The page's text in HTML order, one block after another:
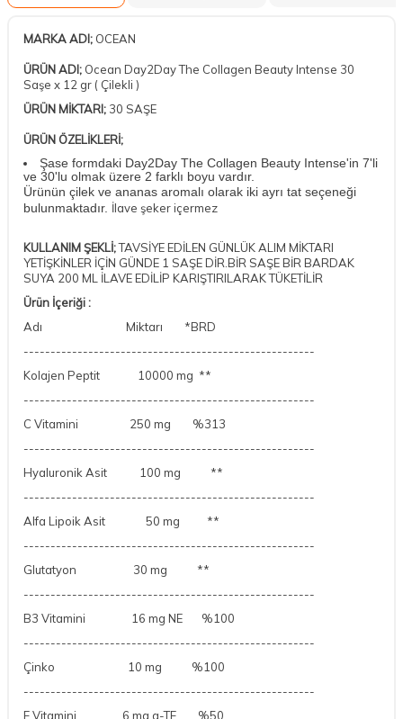
MARKA ADI; OCEAN
ÜRÜN ADI; Ocean Day2Day The Collagen Beauty Intense 30
Saşe x 12 gr ( Çilekli )
ÜRÜN MİKTARI; 30 SAŞE
ÜRÜN ÖZELİKLERİ;
Şase formdaki Day2Day The Collagen Beauty Intense'in 7'li
ve 30'lu olmak üzere 2 farklı boyu vardır.
Ürünün çilek ve ananas aromalı olarak iki ayrı tat seçeneği
bulunmaktadır. İlave şeker içermez
KULLANIM ŞEKLİ;TAVSİYE EDİLEN GÜNLÜK ALIM MİKTARI
YETİŞKİNLER İÇİN GÜNDE 1 SAŞE DİR.BİR SAŞE BİR BARDAK
SUYA 200 ML İLAVE EDİLİP KARIŞTIRILARAK TÜKETİLİR
Ürün İçeriği :
Adı Miktarı
*BRD
------------------------------------------------------
Kolajen Peptit
10000 mg **
------------------------------------------------------
C Vitamini
250 mg
%313
------------------------------------------------------
Hyaluronik Asit
100 mg
**
------------------------------------------------------
Alfa Lipoik Asit
50 mg
**
------------------------------------------------------
Glutatyon
30 mg
**
------------------------------------------------------
B3 Vitamini
16 mg NE %100
------------------------------------------------------
Çinko
10 mg
%100
------------------------------------------------------
E Vitamini
6 mg a-TE %50